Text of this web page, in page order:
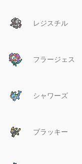
レジスチル
フラージェス
シャワーズ
ブラッキー